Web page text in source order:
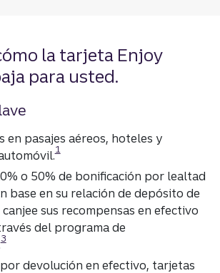
la tarjeta Enjoy
para usted.
en pasajes aéreos, hoteles y
1
o 50% de bonificación por lealtad
base en su relación de depósito de
sus recompensas en efectivo
del programa de
3
devolución en efectivo, tarjetas